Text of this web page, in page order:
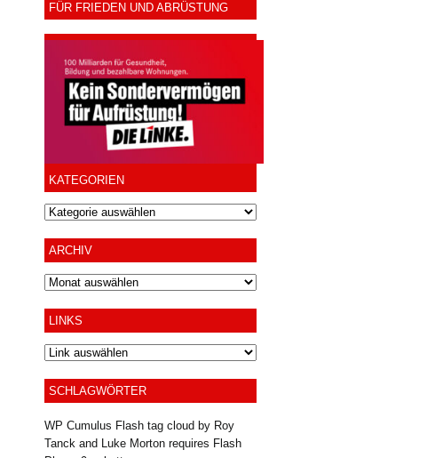
FÜR FRIEDEN UND ABRÜSTUNG
KATEGORIEN
ARCHIV
Archiv
LINKS
SCHLAGWÖRTER
WP Cumulus Flash tag cloud by Roy
Tanck and Luke Morton requires Flash